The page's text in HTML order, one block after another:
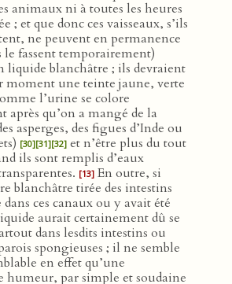
animaux ni à toutes les heures
; et que donc ces vaisseaux, s’ils
ne peuvent en permanence
le fassent temporairement)
liquide blanchâtre ; ils devraient
moment une teinte jaune, verte
l’urine se colore
après qu’on a mangé de la
asperges, des figues d’Inde ou
[30][31][32] et n’être plus du tout
ils sont remplis d’eaux
[13] En outre, si
blanchâtre tirée des intestins
dans ces canaux ou y avait été
aurait certainement dû se
dans lesdits intestins ou
spongieuses ; il ne semble
en effet qu’une
humeur, par simple et soudaine